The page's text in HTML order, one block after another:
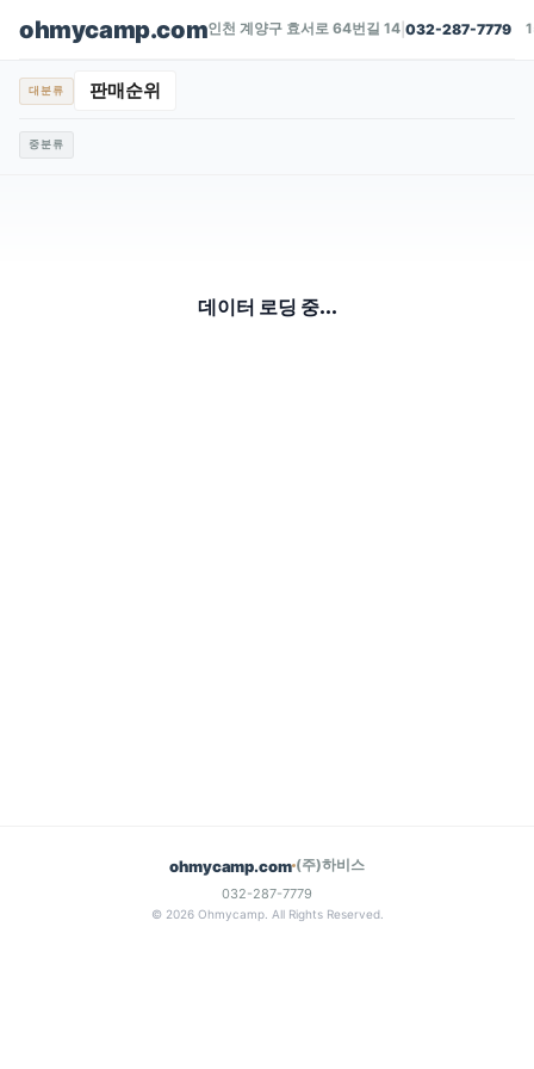
ohmycamp.com인천 계양구 효서로 64번길 14 |032-287-7779
대분류 판매순위
중분류
데이터 로딩 중...
ohmycamp.com (주)하비스
032-287-7779
© 2026 Ohmycamp. All Rights Reserved.